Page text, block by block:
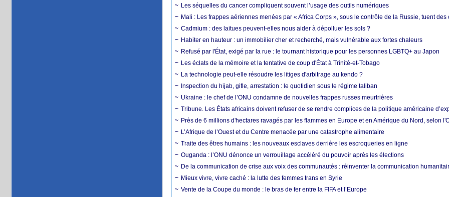
Les séquelles du cancer compliquent souvent l’usage des outils numériques
Mali : Les frappes aériennes menées par « Africa Corps », sous le contrôle de la Russie, tuent des
Cadmium : des laitues peuvent-elles nous aider à dépolluer les sols ?
Habiter en hauteur : un immobilier cher et recherché, mais vulnérable aux fortes chaleurs
Refusé par l'État, exigé par la rue : le tournant historique pour les personnes LGBTQ+ au Japon
Les éclats de la mémoire et la tentative de coup d'État à Trinité-et-Tobago
La technologie peut-elle résoudre les litiges d'arbitrage au kendo ?
Inspection du hijab, gifle, arrestation : le quotidien sous le régime taliban
Ukraine : le chef de l’ONU condamne de nouvelles frappes russes meurtrières
Tribune. Les États africains doivent refuser de se rendre complices de la politique américaine
Près de 6 millions d'hectares ravagés par les flammes en Europe et en Amérique du Nord, selon
L’Afrique de l’Ouest et du Centre menacée par une catastrophe alimentaire
Traite des êtres humains : les nouveaux esclaves derrière les escroqueries en ligne
Ouganda : l’ONU dénonce un verrouillage accéléré du pouvoir après les élections
De la communication de crise aux voix des communautés : réinventer la communication
Mieux vivre, vivre caché : la lutte des femmes trans en Syrie
Vente de la Coupe du monde : le bras de fer entre la FIFA et l’Europe